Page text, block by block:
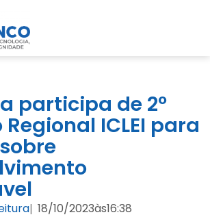
participa de 2º
ICLEI para
| 18/10/2023às16:38